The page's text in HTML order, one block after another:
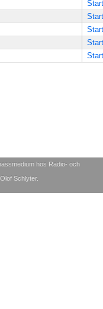
hos Radio- och
Schlyter.